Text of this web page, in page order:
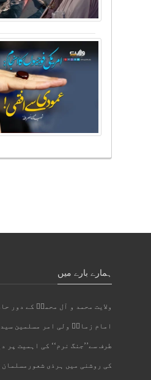
ہمارے بارے میں
ولایت محمد و آل محمدؐ کے دور
امام زمانؑ ولی امر مسلمین
طرف سے’’جنگ نرم‘‘ کی اہمیت پر
کی روشنی میں ہرذی